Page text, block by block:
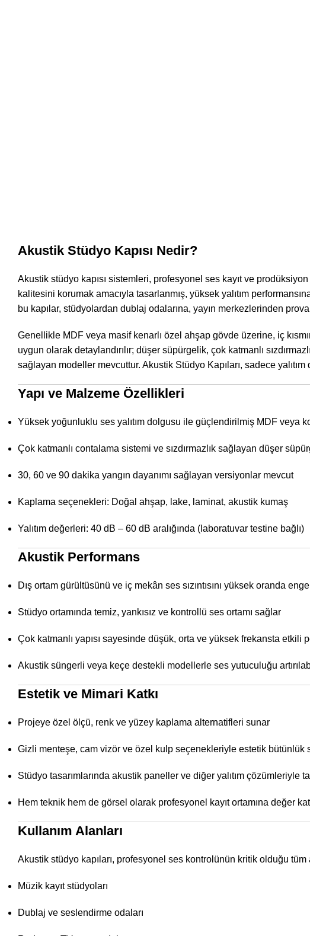
Akustik Stüdyo Kapısı Nedir?
Akustik stüdyo kapısı sistemleri, profesyonel ses kayıt ve
kalitesini korumak amacıyla tasarlanmış, yüksek yalıtım
bu kapılar, stüdyolardan dublaj odalarına, yayın merkezlerinden
Genellikle MDF veya masif kenarlı özel ahşap gövde üzerine, iç
uygun olarak detaylandırılır; düşer süpürgelik, çok katmanlı
sağlayan modeller mevcuttur. Akustik Stüdyo Kapıları, sadece
Yapı ve Malzeme Özellikleri
Yüksek yoğunluklu ses yalıtım dolgusu ile güçlendirilmiş MDF veya
Çok katmanlı contalama sistemi ve sızdırmazlık sağlayan düşer
30, 60 ve 90 dakika yangın dayanımı sağlayan versiyonlar mevcut
Kaplama seçenekleri: Doğal ahşap, lake, laminat, akustik kumaş
Yalıtım değerleri: 40 dB – 60 dB aralığında (laboratuvar testine bağlı)
Akustik Performans
Dış ortam gürültüsünü ve iç mekân ses sızıntısını yüksek oranda
Stüdyo ortamında temiz, yankısız ve kontrollü ses ortamı sağlar
Çok katmanlı yapısı sayesinde düşük, orta ve yüksek frekansta etkili
Akustik süngerli veya keçe destekli modellerle ses yutuculuğu
Estetik ve Mimari Katkı
Projeye özel ölçü, renk ve yüzey kaplama alternatifleri sunar
Gizli menteşe, cam vizör ve özel kulp seçenekleriyle estetik bütünlük
Stüdyo tasarımlarında akustik paneller ve diğer yalıtım çözümleriyle
Hem teknik hem de görsel olarak profesyonel kayıt ortamına değer
Kullanım Alanları
Akustik stüdyo kapıları, profesyonel ses kontrolünün kritik olduğu tüm
Müzik kayıt stüdyoları
Dublaj ve seslendirme odaları